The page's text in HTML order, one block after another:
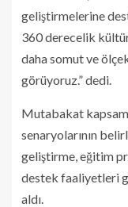
geliştirmelerine
360 derecelik
daha somut ve
görüyoruz.” dedi.
Mutabakat
senaryolarının
geliştirme, eğitim
destek faaliyetleri
aldı.